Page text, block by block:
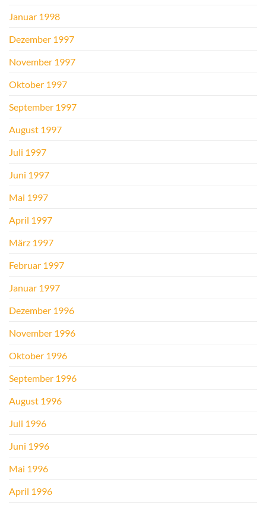
Januar 1998
Dezember 1997
November 1997
Oktober 1997
September 1997
August 1997
Juli 1997
Juni 1997
Mai 1997
April 1997
März 1997
Februar 1997
Januar 1997
Dezember 1996
November 1996
Oktober 1996
September 1996
August 1996
Juli 1996
Juni 1996
Mai 1996
April 1996